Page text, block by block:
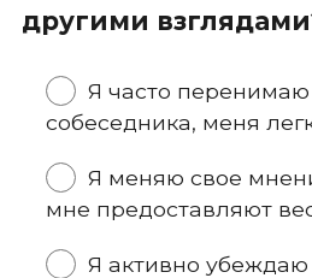
другими
Я часто перенимаю
собеседника, меня
Я меняю свое
мне предоставляют
Я активно убеждаю